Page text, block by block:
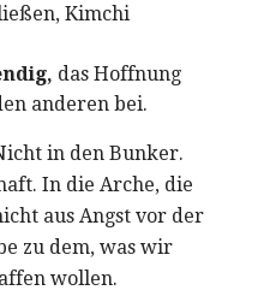
Kimchi
das Hoffnung
anderen bei.
in den Bunker.
In die Arche, die
aus Angst vor der
zu dem, was wir
wollen.